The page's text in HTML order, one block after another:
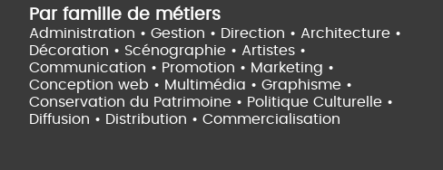
Par famille de métiers
Administration • Gestion • Direction • Architecture •
Décoration • Scénographie • Artistes •
Communication • Promotion • Marketing •
Conception web • Multimédia • Graphisme •
Conservation du Patrimoine • Politique Culturelle •
Diffusion • Distribution • Commercialisation